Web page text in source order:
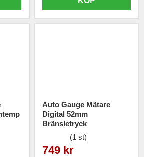
Auto Gauge Mätare
Digital 52mm
Bränsletryck
(1 st)
749 kr